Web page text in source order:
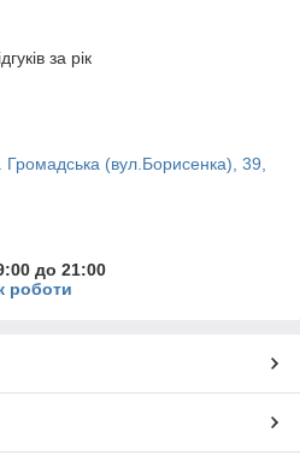
за рік
Громадська (вул.Борисенка), 39,
до 21:00
роботи